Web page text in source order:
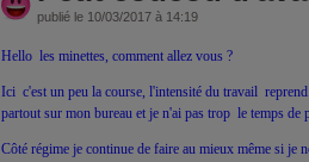
publié le 10/03/2017 à 14:19
Hello les minettes, comment allez vous ?
Ici c'est un peu la course, l'intensité du travail
partout sur mon bureau et je n'ai pas trop le temps de
Côté régime je continue de faire au mieux même si je